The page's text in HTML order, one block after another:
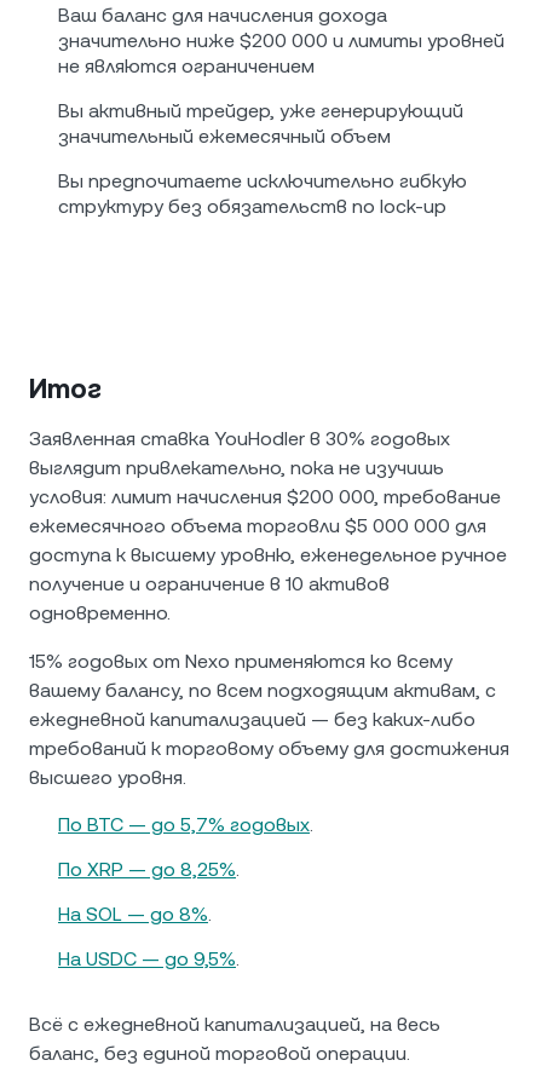
Ваш баланс для начисления дохода
значительно ниже $200 000 и лимиты уровней
не являются ограничением
Вы активный трейдер, уже генерирующий
значительный ежемесячный объем
Вы предпочитаете исключительно гибкую
структуру без обязательств по lock-up
Итог
Заявленная ставка YouHodler в 30% годовых
выглядит привлекательно, пока не изучишь
условия: лимит начисления $200 000, требование
ежемесячного объема торговли $5 000 000 для
доступа к высшему уровню, еженедельное ручное
получение и ограничение в 10 активов
одновременно.
15% годовых от Nexo применяются ко всему
вашему балансу, по всем подходящим активам, с
ежедневной капитализацией — без каких-либо
требований к торговому объему для достижения
высшего уровня.
По BTC — до 5,7% годовых
По XRP — до 8,25%
На SOL — до 8%
На USDC — до 9,5%
Всё с ежедневной капитализацией, на весь
баланс, без единой торговой операции.